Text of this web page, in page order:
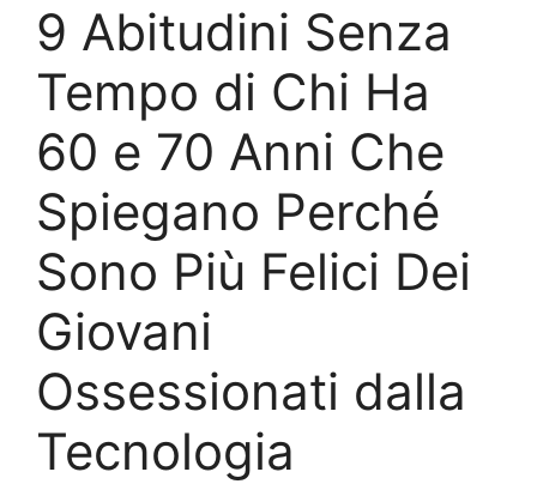
9 Abitudini Senza
Tempo di Chi Ha
60 e 70 Anni Che
Spiegano Perché
Sono Più Felici Dei
Giovani
Ossessionati dalla
Tecnologia